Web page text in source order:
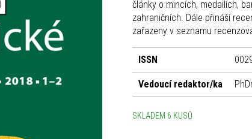
články o mincích, medailích,
zahraničních. Dále přináší
zařazeny v seznamu
ISSN
Vedoucí redaktor/ka
SKLADEM 6 KUSŮ